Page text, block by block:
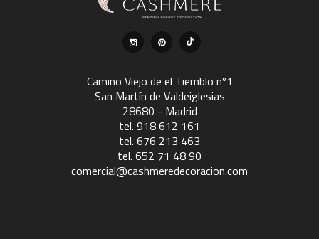
Camino Viejo de el Tiemblo nº1
San Martín de Valdeiglesias
28680 - Madrid
tel. 918 612 161
tel. 676 213 463
tel. 652 71 48 90
comercial@cashmeredecoracion.com